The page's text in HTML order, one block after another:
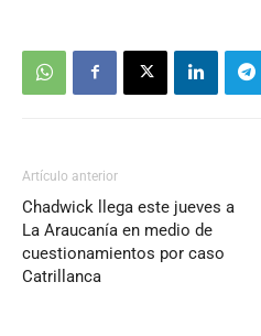
Artículo anterior
Chadwick llega este jueves a
La Araucanía en medio de
cuestionamientos por caso
Catrillanca